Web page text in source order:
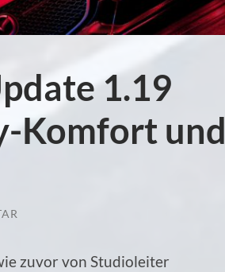
1.19
Komfort und
zuvor von Studioleiter